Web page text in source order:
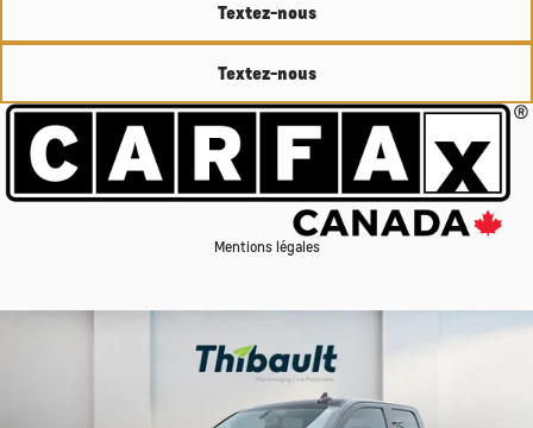
Textez-nous
Textez-nous
Mentions légales